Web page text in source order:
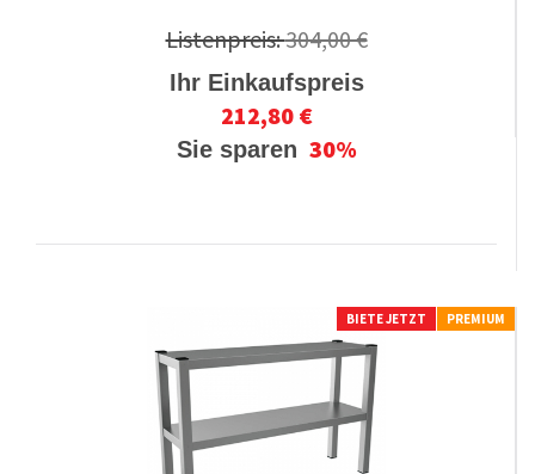
Listenpreis:304,00 €
Ihr Einkaufspreis
212,80 €
Sie sparen 30%
BIETE JETZT PREMIUM